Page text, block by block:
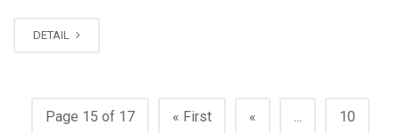
DETAIL
Page 15 of 17 « First « ... 10